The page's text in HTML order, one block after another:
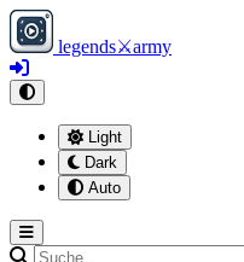
legends⚔army
Light
Dark
Auto